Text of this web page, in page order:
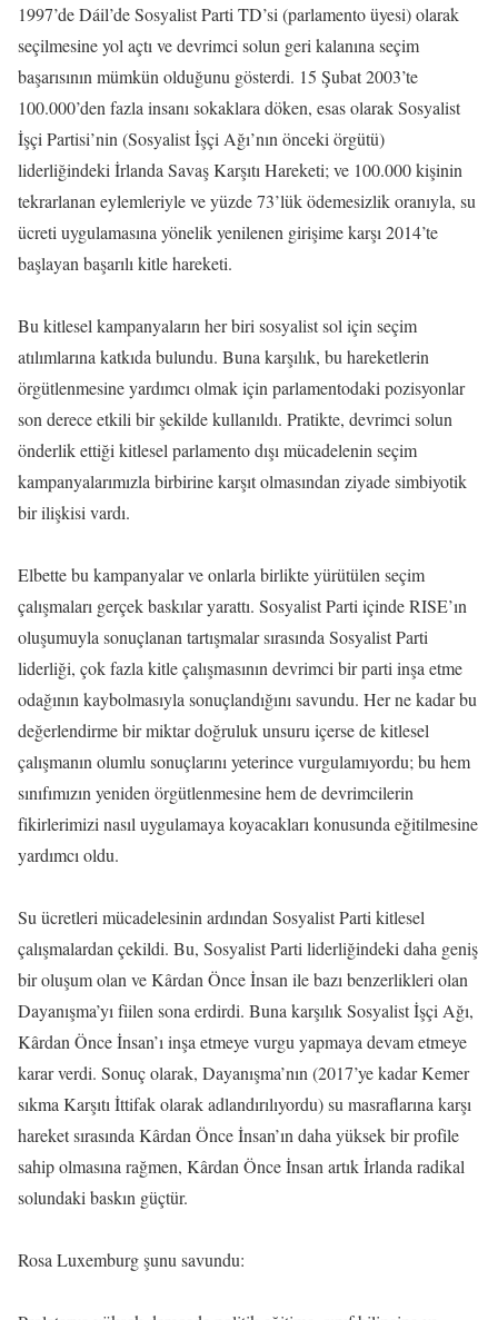
1997’de Dáil’de Sosyalist Parti TD’si (parlamento üyesi) olarak
seçilmesine yol açtı ve devrimci solun geri kalanına seçim
başarısının mümkün olduğunu gösterdi. 15 Şubat 2003’te
100.000’den fazla insanı sokaklara döken, esas olarak Sosyalist
İşçi Partisi’nin (Sosyalist İşçi Ağı’nın önceki örgütü)
liderliğindeki İrlanda Savaş Karşıtı Hareketi; ve 100.000 kişinin
tekrarlanan eylemleriyle ve yüzde 73’lük ödemesizlik oranıyla, su
ücreti uygulamasına yönelik yenilenen girişime karşı 2014’te
başlayan başarılı kitle hareketi.
Bu kitlesel kampanyaların her biri sosyalist sol için seçim
atılımlarına katkıda bulundu. Buna karşılık, bu hareketlerin
örgütlenmesine yardımcı olmak için parlamentodaki pozisyonlar
son derece etkili bir şekilde kullanıldı. Pratikte, devrimci solun
önderlik ettiği kitlesel parlamento dışı mücadelenin seçim
kampanyalarımızla birbirine karşıt olmasından ziyade simbiyotik
bir ilişkisi vardı.
Elbette bu kampanyalar ve onlarla birlikte yürütülen seçim
çalışmaları gerçek baskılar yarattı. Sosyalist Parti içinde RISE’ın
oluşumuyla sonuçlanan tartışmalar sırasında Sosyalist Parti
liderliği, çok fazla kitle çalışmasının devrimci bir parti inşa etme
odağının kaybolmasıyla sonuçlandığını savundu. Her ne kadar bu
değerlendirme bir miktar doğruluk unsuru içerse de kitlesel
çalışmanın olumlu sonuçlarını yeterince vurgulamıyordu; bu hem
sınıfımızın yeniden örgütlenmesine hem de devrimcilerin
fikirlerimizi nasıl uygulamaya koyacakları konusunda eğitilmesine
yardımcı oldu.
Su ücretleri mücadelesinin ardından Sosyalist Parti kitlesel
çalışmalardan çekildi. Bu, Sosyalist Parti liderliğindeki daha geniş
bir oluşum olan ve Kârdan Önce İnsan ile bazı benzerlikleri olan
Dayanışma’yı fiilen sona erdirdi. Buna karşılık Sosyalist İşçi Ağı,
Kârdan Önce İnsan’ı inşa etmeye vurgu yapmaya devam etmeye
karar verdi. Sonuç olarak, Dayanışma’nın (2017’ye kadar Kemer
sıkma Karşıtı İttifak olarak adlandırılıyordu) su masraflarına karşı
hareket sırasında Kârdan Önce İnsan’ın daha yüksek bir profile
sahip olmasına rağmen, Kârdan Önce İnsan artık İrlanda radikal
solundaki baskın güçtür.
Rosa Luxemburg şunu savundu: